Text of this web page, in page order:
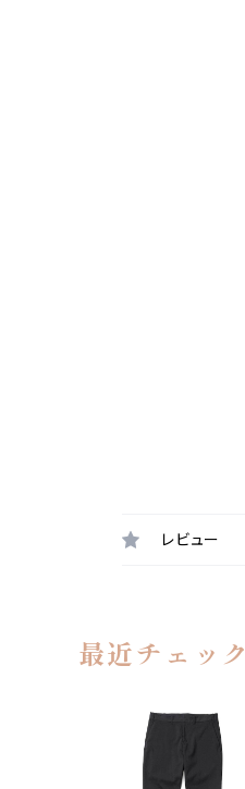
レビュー
最近チェッ